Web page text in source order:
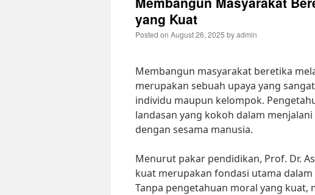
yang Kuat
Posted on August 26, 2025 byadmin
Membangun masyarakat beretika
merupakan sebuah upaya yang
individu maupun kelompok.
landasan yang kokoh dalam
dengan sesama manusia.
Menurut pakar pendidikan, Prof. Dr.
kuat merupakan fondasi utama
Tanpa pengetahuan moral yang